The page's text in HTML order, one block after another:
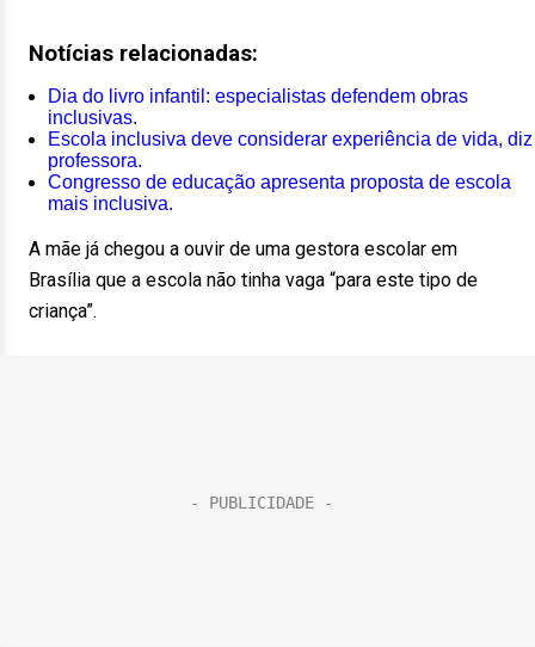
Notícias relacionadas:
Dia do livro infantil: especialistas defendem obras
inclusivas.
Escola inclusiva deve considerar experiência de vida, diz
professora.
Congresso de educação apresenta proposta de escola
mais inclusiva.
A mãe já chegou a ouvir de uma gestora escolar em
Brasília que a escola não tinha vaga “para este tipo de
criança”.